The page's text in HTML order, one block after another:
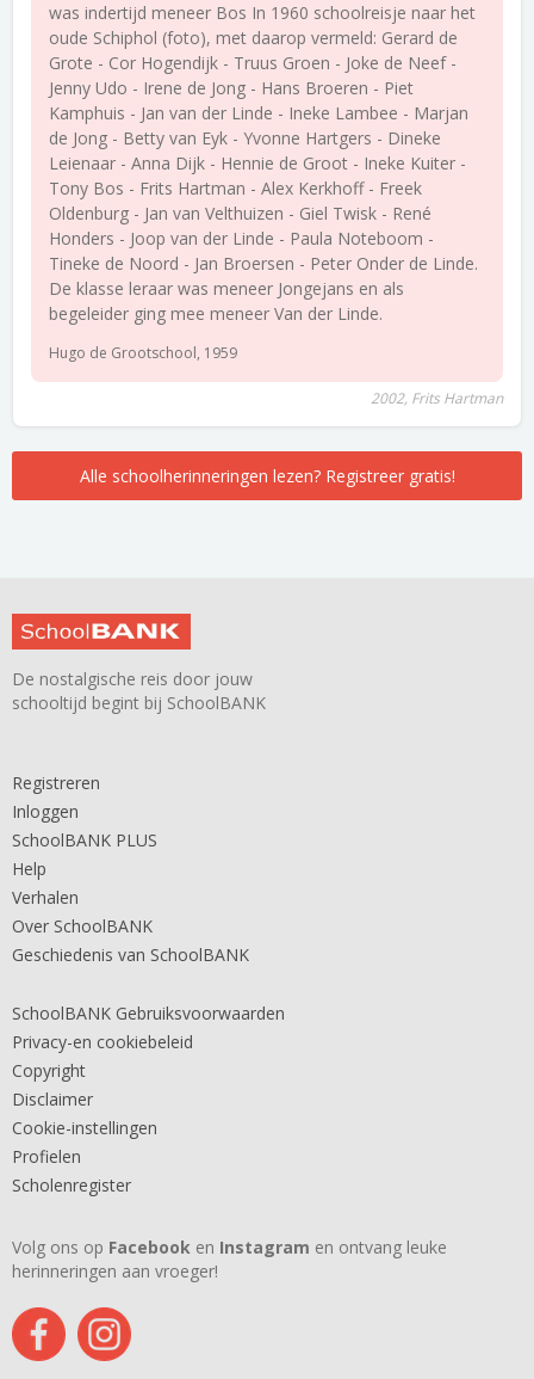
was indertijd meneer Bos In 1960 schoolreisje naar het
oude Schiphol (foto), met daarop vermeld: Gerard de
Grote - Cor Hogendijk - Truus Groen - Joke de Neef -
Jenny Udo - Irene de Jong - Hans Broeren - Piet
Kamphuis - Jan van der Linde - Ineke Lambee - Marjan
de Jong - Betty van Eyk - Yvonne Hartgers - Dineke
Leienaar - Anna Dijk - Hennie de Groot - Ineke Kuiter -
Tony Bos - Frits Hartman - Alex Kerkhoff - Freek
Oldenburg - Jan van Velthuizen - Giel Twisk - René
Honders - Joop van der Linde - Paula Noteboom -
Tineke de Noord - Jan Broersen - Peter Onder de Linde.
De klasse leraar was meneer Jongejans en als
begeleider ging mee meneer Van der Linde.
Hugo de Grootschool, 1959
2002, Frits Hartman
Alle schoolherinneringen lezen? Registreer gratis!
De nostalgische reis door jouw
schooltijd begint bij SchoolBANK
Registreren
Inloggen
SchoolBANK PLUS
Help
Verhalen
Over SchoolBANK
Geschiedenis van SchoolBANK
SchoolBANK Gebruiksvoorwaarden
Privacy-en cookiebeleid
Copyright
Disclaimer
Cookie-instellingen
Profielen
Scholenregister
Volg ons op Facebook en Instagram en ontvang leuke
herinneringen aan vroeger!